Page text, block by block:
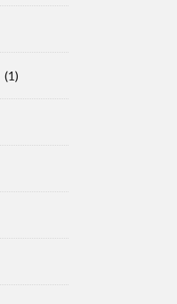
(1)